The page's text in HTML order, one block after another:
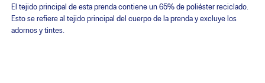
El tejido principal de esta prenda contiene un 65% de poliéster reciclado.
Esto se refiere al tejido principal del cuerpo de la prenda y excluye los
adornos y tintes.